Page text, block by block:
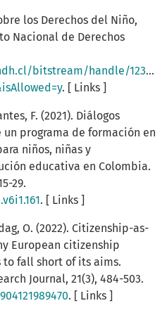
los Derechos del Niño,
Nacional de Derechos
bitstream/handle/
. [ Links ]
F. (2021). Diálogos
programa de formación en
niños, niñas y
educativa en Colombia.
29.
. [ Links ]
O. (2022). Citizenship-as-
European citizenship
fall short of its aims.
Journal, 21(3), 484-503.
. [ Links ]